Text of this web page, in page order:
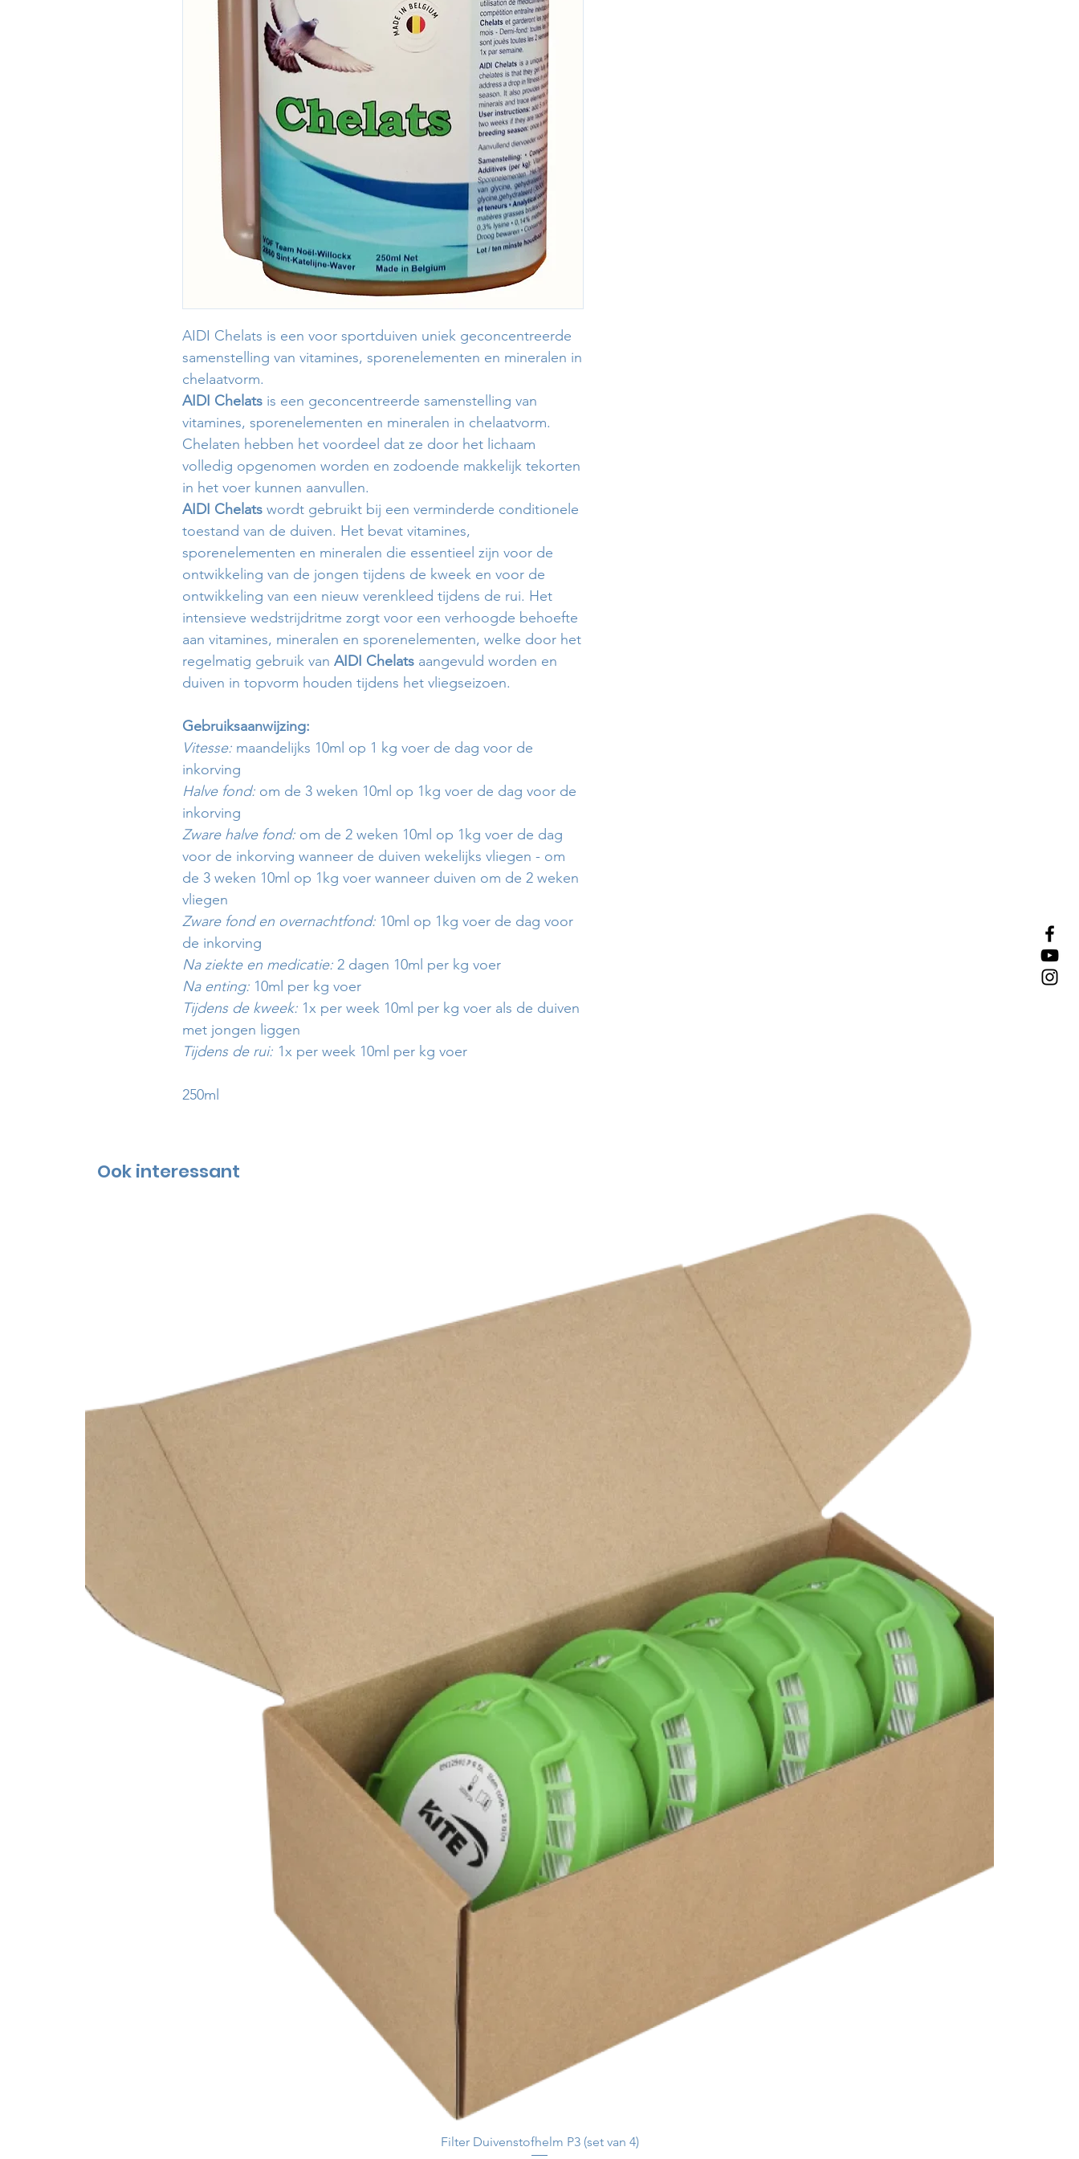
AIDI Chelats is een voor sportduiven uniek geconcentreerde
samenstelling van vitamines, sporenelementen en mineralen in
chelaatvorm.
AIDI Chelats is een geconcentreerde samenstelling van
vitamines, sporenelementen en mineralen in chelaatvorm.
Chelaten hebben het voordeel dat ze door het lichaam
volledig opgenomen worden en zodoende makkelijk tekorten
in het voer kunnen aanvullen.
AIDI Chelats wordt gebruikt bij een verminderde conditionele
toestand van de duiven. Het bevat vitamines,
sporenelementen en mineralen die essentieel zijn voor de
ontwikkeling van de jongen tijdens de kweek en voor de
ontwikkeling van een nieuw verenkleed tijdens de rui. Het
intensieve wedstrijdritme zorgt voor een verhoogde behoefte
aan vitamines, mineralen en sporenelementen, welke door het
regelmatig gebruik van AIDI Chelats aangevuld worden en
duiven in topvorm houden tijdens het vliegseizoen.
Gebruiksaanwijzing:
Vitesse: maandelijks 10ml op 1 kg voer de dag voor de
inkorving
Halve fond: om de 3 weken 10ml op 1kg voer de dag voor de
inkorving
Zware halve fond: om de 2 weken 10ml op 1kg voer de dag
voor de inkorving wanneer de duiven wekelijks vliegen - om
de 3 weken 10ml op 1kg voer wanneer duiven om de 2 weken
vliegen
Zware fond en overnachtfond: 10ml op 1kg voer de dag voor
de inkorving
Na ziekte en medicatie: 2 dagen 10ml per kg voer
Na enting: 10ml per kg voer
Tijdens de kweek: 1x per week 10ml per kg voer als de duiven
met jongen liggen
Tijdens de rui: 1x per week 10ml per kg voer
250ml
Ook interessant
Filter Duivenstofhelm P3 (set van 4)